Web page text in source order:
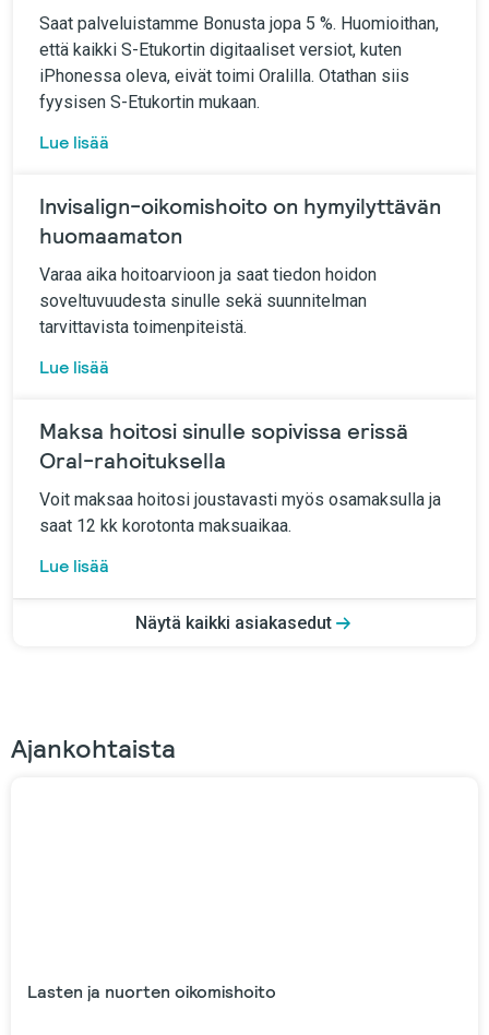
Saat palveluistamme Bonusta jopa 5 %. Huomioithan,
että kaikki S-Etukortin digitaaliset versiot, kuten
iPhonessa oleva, eivät toimi Oralilla. Otathan siis
fyysisen S-Etukortin mukaan.
Lue lisää
Invisalign-oikomishoito on hymyilyttävän
huomaamaton
Varaa aika hoitoarvioon ja saat tiedon hoidon
soveltuvuudesta sinulle sekä suunnitelman
tarvittavista toimenpiteistä.
Lue lisää
Maksa hoitosi sinulle sopivissa erissä
Oral-rahoituksella
Voit maksaa hoitosi joustavasti myös osamaksulla ja
saat 12 kk korotonta maksuaikaa.
Lue lisää
Näytä kaikki asiakasedut
Ajankohtaista
Lasten ja nuorten oikomishoito